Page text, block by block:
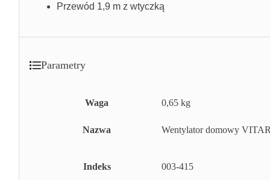
Przewód 1,9 m z wtyczką
Parametry
Waga 0,65 kg
Nazwa Wentylator domowy
Indeks 003-415